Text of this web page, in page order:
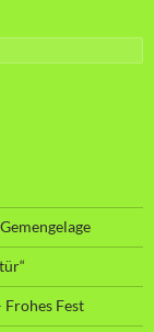
Frohes Fest